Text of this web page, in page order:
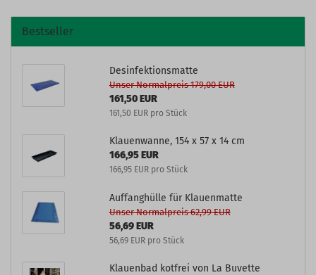
Bestseller
Desinfektionsmatte
Unser Normalpreis 179,00 EUR
161,50 EUR
161,50 EUR pro Stück
Klauenwanne, 154 x 57 x 14 cm
166,95 EUR
166,95 EUR pro Stück
Auffanghülle für Klauenmatte
Unser Normalpreis 62,99 EUR
56,69 EUR
56,69 EUR pro Stück
Klauenbad kotfrei von La Buvette